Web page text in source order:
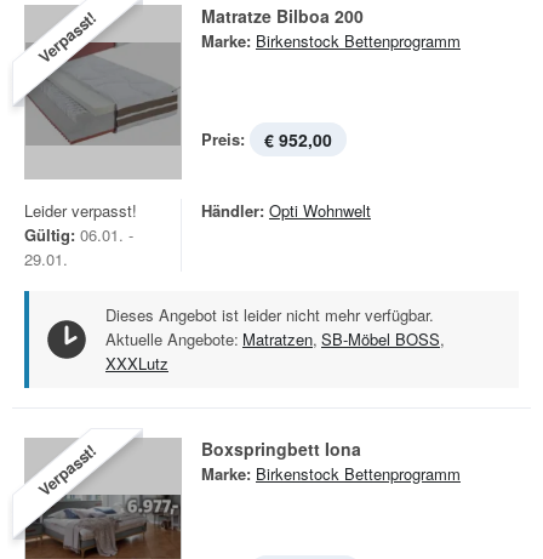
Verpasst! Matratze Bilboa 200
Marke: Birkenstock Bettenprogramm
Preis: € 952,00
Leider verpasst!
Gültig: 06.01. -
29.01.
Händler: Opti Wohnwelt
Dieses Angebot ist leider nicht mehr verfügbar.
Aktuelle Angebote: Matratzen, SB-Möbel BOSS,
XXXLutz
Verpasst! Boxspringbett Iona
Marke: Birkenstock Bettenprogramm